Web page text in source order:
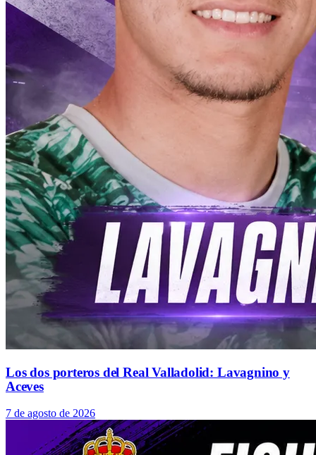
Los dos porteros del Real Valladolid: Lavagnino y
Aceves
7 de agosto de 2026